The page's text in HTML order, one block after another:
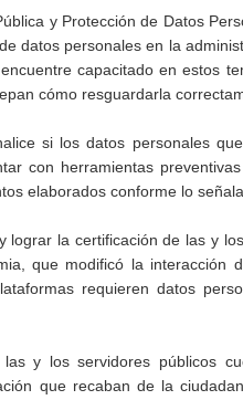
y Protección de Datos
datos personales en la
capacitado en estos
cómo resguardarla
si los datos personales
con herramientas
elaborados conforme lo
la certificación de las y
que modificó la interacción
requieren datos
y los servidores públicos
que recaban de la